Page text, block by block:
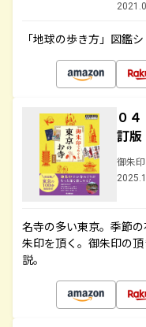
「地球の歩き方」図鑑
０
訂版
御朱印
名寺の多い東京。季節
朱印を頂く。御朱印の
説。